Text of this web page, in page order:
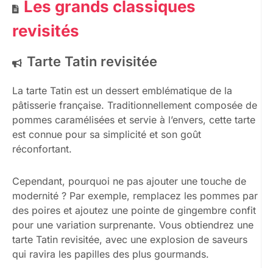
Les grands classiques
revisités
Tarte Tatin revisitée
La tarte Tatin est un dessert emblématique de la
pâtisserie française. Traditionnellement composée de
pommes caramélisées et servie à l’envers, cette tarte
est connue pour sa simplicité et son goût
réconfortant.
Cependant, pourquoi ne pas ajouter une touche de
modernité ? Par exemple, remplacez les pommes par
des poires et ajoutez une pointe de gingembre confit
pour une variation surprenante. Vous obtiendrez une
tarte Tatin revisitée, avec une explosion de saveurs
qui ravira les papilles des plus gourmands.